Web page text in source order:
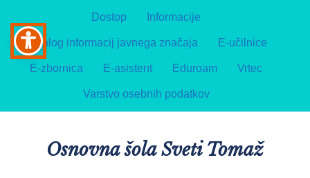
Dostop Informacije
Katalog informacij javnega značaja E-učilnice
E-zbornica E-asistent Eduroam Vrtec
Varstvo osebnih podatkov
Osnovna šola Sveti Tomaž